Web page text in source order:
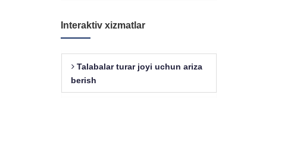
Interaktiv xizmatlar
Talabalar turar joyi uchun ariza
berish